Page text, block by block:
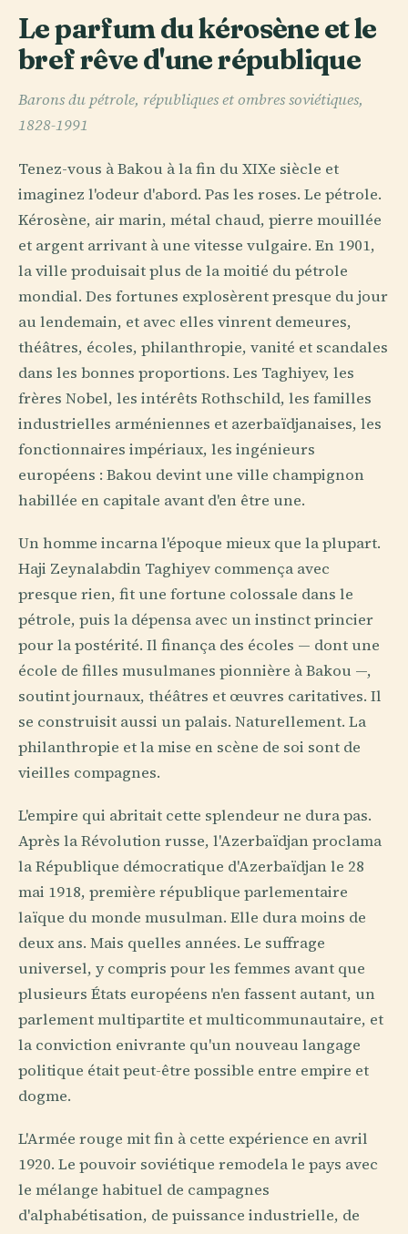
Le parfum du kérosène et le
bref rêve d'une république
Barons du pétrole, républiques et ombres soviétiques,
1828-1991
Tenez-vous à Bakou à la fin du XIXe siècle et
imaginez l'odeur d'abord. Pas les roses. Le pétrole.
Kérosène, air marin, métal chaud, pierre mouillée
et argent arrivant à une vitesse vulgaire. En 1901,
la ville produisait plus de la moitié du pétrole
mondial. Des fortunes explosèrent presque du jour
au lendemain, et avec elles vinrent demeures,
théâtres, écoles, philanthropie, vanité et scandales
dans les bonnes proportions. Les Taghiyev, les
frères Nobel, les intérêts Rothschild, les familles
industrielles arméniennes et azerbaïdjanaises, les
fonctionnaires impériaux, les ingénieurs
européens : Bakou devint une ville champignon
habillée en capitale avant d'en être une.
Un homme incarna l'époque mieux que la plupart.
Haji Zeynalabdin Taghiyev commença avec
presque rien, fit une fortune colossale dans le
pétrole, puis la dépensa avec un instinct princier
pour la postérité. Il finança des écoles — dont une
école de filles musulmanes pionnière à Bakou —,
soutint journaux, théâtres et œuvres caritatives. Il
se construisit aussi un palais. Naturellement. La
philanthropie et la mise en scène de soi sont de
vieilles compagnes.
L'empire qui abritait cette splendeur ne dura pas.
Après la Révolution russe, l'Azerbaïdjan proclama
la République démocratique d'Azerbaïdjan le 28
mai 1918, première république parlementaire
laïque du monde musulman. Elle dura moins de
deux ans. Mais quelles années. Le suffrage
universel, y compris pour les femmes avant que
plusieurs États européens n'en fassent autant, un
parlement multipartite et multicommunautaire, et
la conviction enivrante qu'un nouveau langage
politique était peut-être possible entre empire et
dogme.
L'Armée rouge mit fin à cette expérience en avril
1920. Le pouvoir soviétique remodela le pays avec
le mélange habituel de campagnes
d'alphabétisation, de puissance industrielle, de